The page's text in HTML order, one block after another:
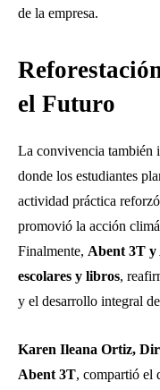
de la empresa.
el Futuro
La convivencia también
donde los estudiantes
actividad práctica
promovió la acción
Finalmente, Abent 3T y
escolares y libros,
y el desarrollo integral
Karen Ileana Ortiz,
Abent 3T, compartió el